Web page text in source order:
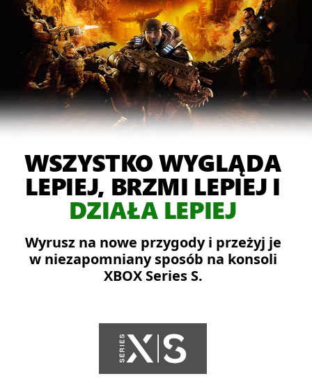
patrzy
przed
siebie.
Za
nim
Damon,
Dominic
i
odpierają
ataki
Szarańczy
mieście.
WSZYSTKO WYGLĄDA
LEPIEJ, BRZMI LEPIEJ I
DZIAŁA LEPIEJ
Wyrusz na nowe przygody i przeżyj je
w niezapomniany sposób na konsoli
XBOX Series S.